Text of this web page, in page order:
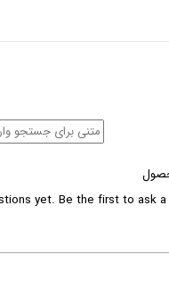
yet. Be the first to ask